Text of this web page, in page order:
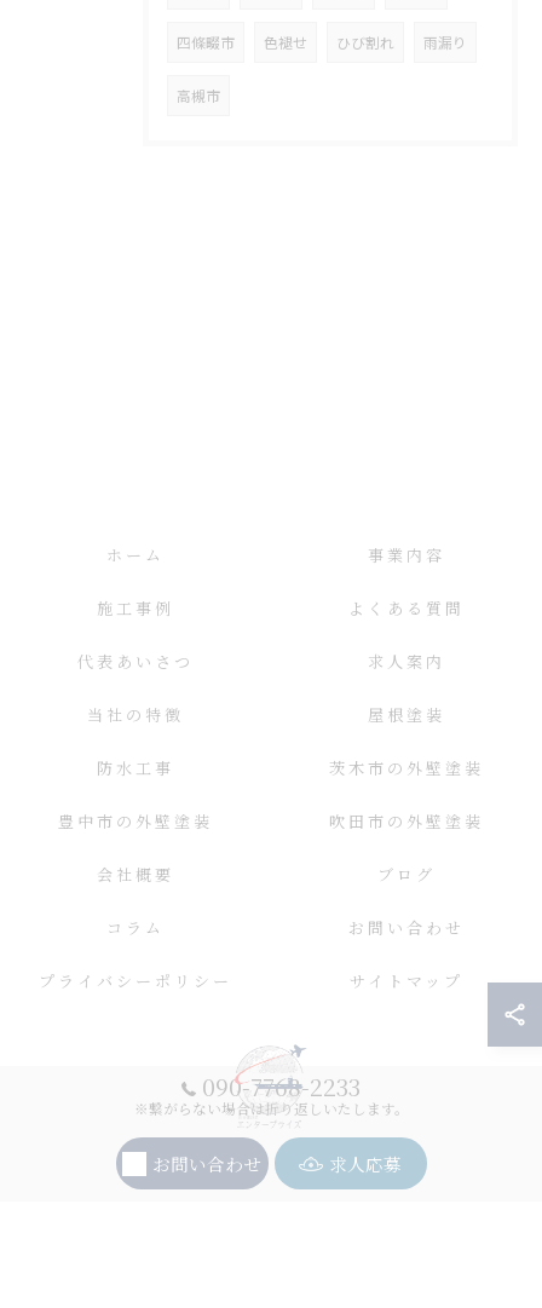
四條畷市 色褪せ ひび割れ 雨漏り
高槻市
090-7768-2233
※繋がらない場合は折り返しいたします。
お問い合わせ 求人応募
ホーム 事業内容
施工事例 よくある質問
代表あいさつ 求人案内
当社の特徴 屋根塗装
防水工事 茨木市の外壁塗装
豊中市の外壁塗装 吹田市の外壁塗装
会社概要 ブログ
コラム お問い合わせ
プライバシーポリシー サイトマップ
© 2026 大阪の外壁塗装ならエンタープライズ ALL RIGHTS RESERVED.